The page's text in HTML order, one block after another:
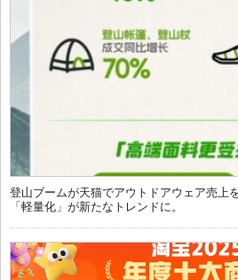
登山ブームが天猫でアウトドアウェア売上
「軽量化」が新たなトレンドに。